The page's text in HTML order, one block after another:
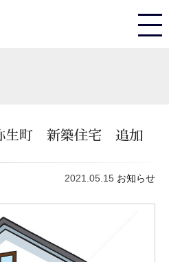
生町 新築住宅 追加
2021.05.15 お知らせ